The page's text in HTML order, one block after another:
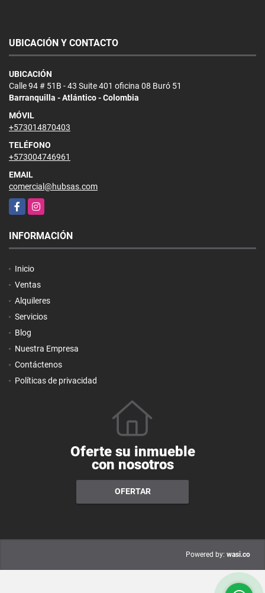
UBICACIÓN Y CONTACTO
UBICACIÓN
Calle 94 # 51B - 43 Suite 401 oficina 08 Buró 51
Barranquilla - Atlántico - Colombia
MÓVIL
+573014870403
TELÉFONO
+573004746961
EMAIL
comercial@hubsas.com
FacebookInstagram
INFORMACIÓN
Inicio
Ventas
Alquileres
Servicios
Blog
Nuestra Empresa
Contáctenos
Políticas de privacidad
Oferte su inmueble
con nosotros
OFERTAR
Powered by: wasi.co